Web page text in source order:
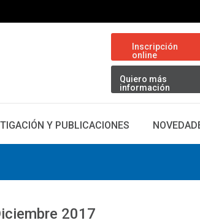
Inscripción
online
Quiero más
información
Y PUBLICACIONES
2017